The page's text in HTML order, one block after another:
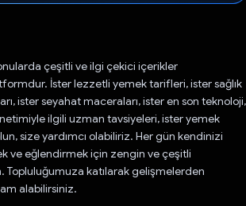
çeşitli ve ilgi çekici içerikler
İster lezzetli yemek tarifleri, ister sağlık
ister seyahat maceraları, ister en son teknoloji,
ilgili uzman tavsiyeleri, ister yemek
size yardımcı olabiliriz. Her gün kendinizi
ve eğlendirmek için zengin ve çeşitli
Topluluğumuza katılarak gelişmelerden
alabilirsiniz.